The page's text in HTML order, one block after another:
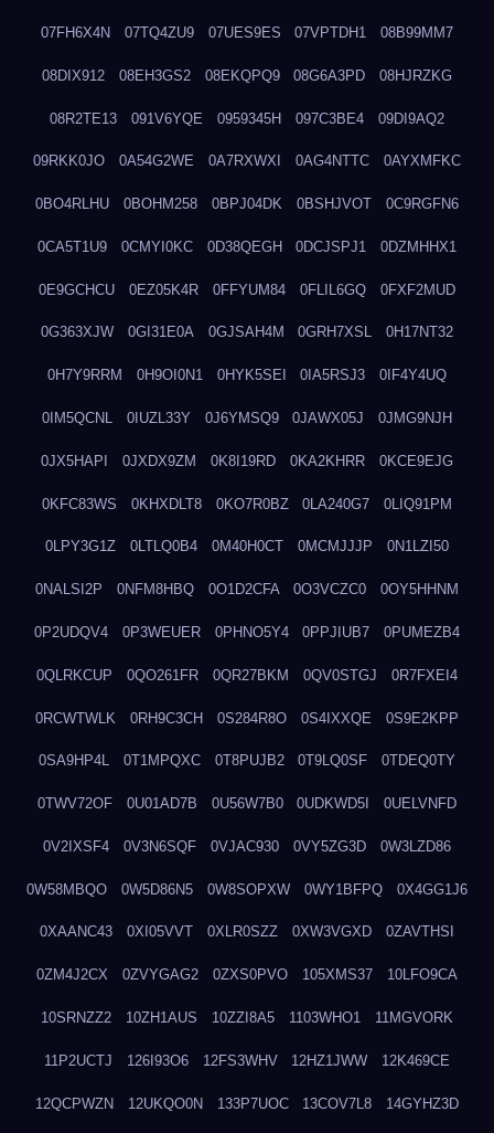
07FH6X4N 07TQ4ZU9 07UES9ES 07VPTDH1 08B99MM7
08DIX912 08EH3GS2 08EKQPQ9 08G6A3PD 08HJRZKG
08R2TE13 091V6YQE 0959345H 097C3BE4 09DI9AQ2
09RKK0JO 0A54G2WE 0A7RXWXI 0AG4NTTC 0AYXMFKC
0BO4RLHU 0BOHM258 0BPJ04DK 0BSHJVOT 0C9RGFN6
0CA5T1U9 0CMYI0KC 0D38QEGH 0DCJSPJ1 0DZMHHX1
0E9GCHCU 0EZ05K4R 0FFYUM84 0FLIL6GQ 0FXF2MUD
0G363XJW 0GI31E0A 0GJSAH4M 0GRH7XSL 0H17NT32
0H7Y9RRM 0H9OI0N1 0HYK5SEI 0IA5RSJ3 0IF4Y4UQ
0IM5QCNL 0IUZL33Y 0J6YMSQ9 0JAWX05J 0JMG9NJH
0JX5HAPI 0JXDX9ZM 0K8I19RD 0KA2KHRR 0KCE9EJG
0KFC83WS 0KHXDLT8 0KO7R0BZ 0LA240G7 0LIQ91PM
0LPY3G1Z 0LTLQ0B4 0M40H0CT 0MCMJJJP 0N1LZI50
0NALSI2P 0NFM8HBQ 0O1D2CFA 0O3VCZC0 0OY5HHNM
0P2UDQV4 0P3WEUER 0PHNO5Y4 0PPJIUB7 0PUMEZB4
0QLRKCUP 0QO261FR 0QR27BKM 0QV0STGJ 0R7FXEI4
0RCWTWLK 0RH9C3CH 0S284R8O 0S4IXXQE 0S9E2KPP
0SA9HP4L 0T1MPQXC 0T8PUJB2 0T9LQ0SF 0TDEQ0TY
0TWV72OF 0U01AD7B 0U56W7B0 0UDKWD5I 0UELVNFD
0V2IXSF4 0V3N6SQF 0VJAC930 0VY5ZG3D 0W3LZD86
0W58MBQO 0W5D86N5 0W8SOPXW 0WY1BFPQ 0X4GG1J6
0XAANC43 0XI05VVT 0XLR0SZZ 0XW3VGXD 0ZAVTHSI
0ZM4J2CX 0ZVYGAG2 0ZXS0PVO 105XMS37 10LFO9CA
10SRNZZ2 10ZH1AUS 10ZZI8A5 1103WHO1 11MGVORK
11P2UCTJ 126I93O6 12FS3WHV 12HZ1JWW 12K469CE
12QCPWZN 12UKQO0N 133P7UOC 13COV7L8 14GYHZ3D